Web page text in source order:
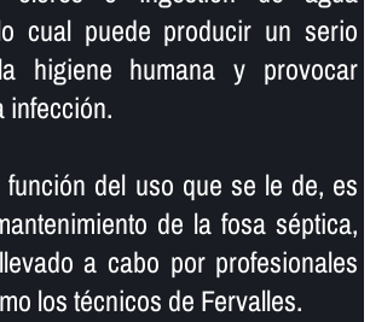
cual puede producir un serio
higiene humana y provocar
infección.
del uso que se le de, es
de la fosa séptica,
a cabo por profesionales
los técnicos de Fervalles.